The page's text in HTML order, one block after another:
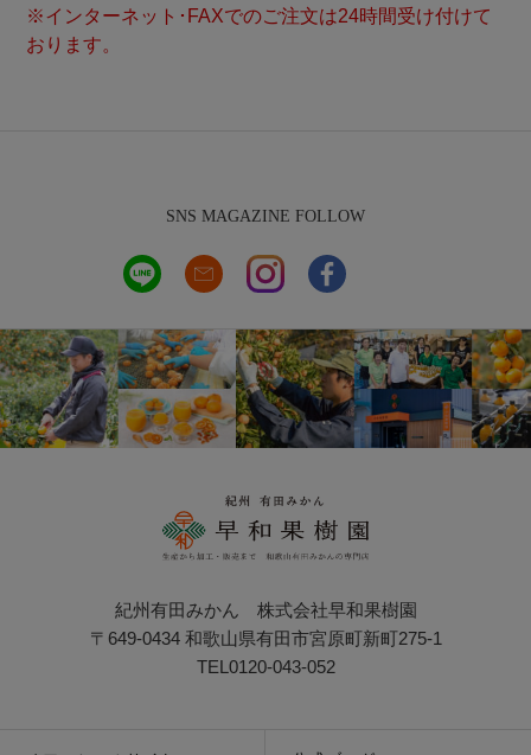
※インターネット･FAXでのご注文は24時間受け付けて
おります。
SNS MAGAZINE FOLLOW
紀州有田みかん 株式会社早和果樹園
〒649-0434 和歌山県有田市宮原町新町275-1
TEL0120-043-052